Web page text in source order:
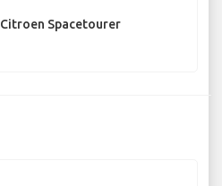
Citroen Spacetourer